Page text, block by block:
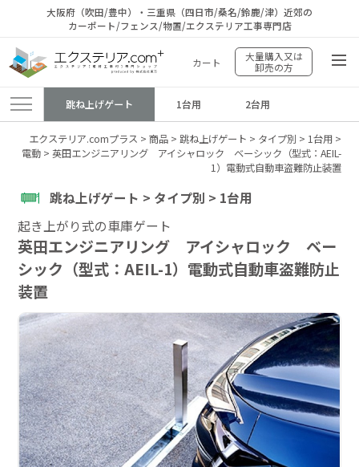
大阪府（吹田/豊中）・三重県（四日市/桑名/鈴鹿/津）近郊の
カーポート/フェンス/物置/エクステリア工事専門店
カート
大量購入又は
卸売の方
跳ね上げゲート 1台用 2台用
エクステリア.comプラス > 商品> 跳ね上げゲート > タイプ別 > 1台用>
電動> 英田エンジニアリング アイシャロック ベーシック（型式：AEIL-
1）電動式自動車盗難防止装置
跳ね上げゲート > タイプ別 > 1台用
起き上がり式の車庫ゲート
英田エンジニアリング アイシャロック ベー
シック（型式：AEIL-1）電動式自動車盗難防止
装置